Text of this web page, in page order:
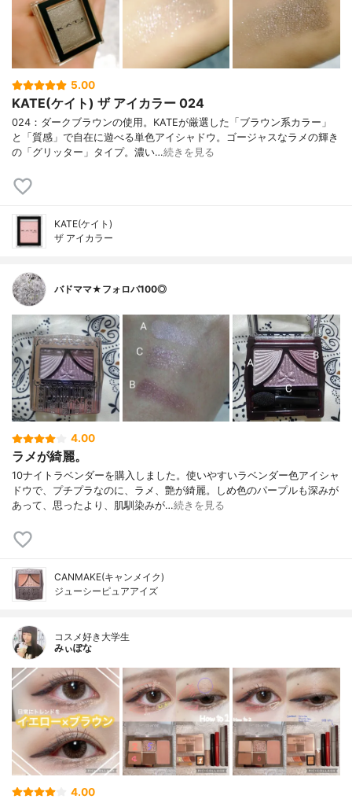
5.00
KATE(ケイト) ザ アイカラー 024
024：ダークブラウンの使用。KATEが厳選した「ブラウン系カラー」
と「質感」で自在に遊べる単色アイシャドウ。ゴージャスなラメの輝き
の「グリッター」タイプ。濃い…続きを見る
KATE(ケイト)
ザ アイカラー
バドママ★フォロバ100◎
4.00
ラメが綺麗。
10ナイトラベンダーを購入しました。使いやすいラベンダー色アイシャ
ドウで、プチプラなのに、ラメ、艶が綺麗。しめ色のパープルも深みが
あって、思ったより、肌馴染みが…続きを見る
CANMAKE(キャンメイク)
ジューシーピュアアイズ
コスメ好き大学生
みぃぽな
4.00